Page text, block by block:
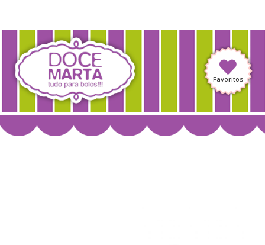
Favoritos